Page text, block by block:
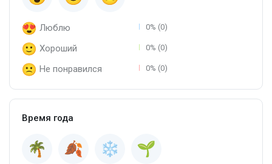
Люблю 0% (0)
Хороший 0% (0)
Не понравился 0% (0)
Время года